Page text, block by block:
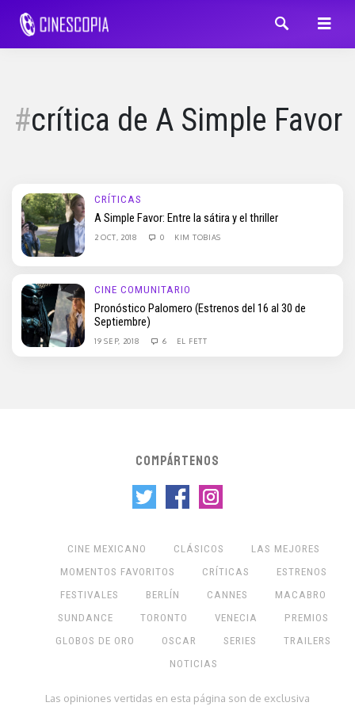
crítica de A Simple Favor
CRÍTICAS
A Simple Favor: Entre la sátira y el thriller
2 OCT, 2018 0 KIM TOBIAS
CINE COMUNITARIO
Pronóstico Palomero (Estrenos del 16 al 30 de
Septiembre)
19 SEP, 2018 6 EL FETT
COMPÁRTENOS
CINE MEXICANO CLÁSICOS
LAS MEJORES
MOMENTOS FAVORITOS
CRÍTICAS
ESTRENOS
FESTIVALES
BERLÍN CANNES
MACABRO
SUNDANCE
TORONTO VENECIA
PREMIOS
GLOBOS DE ORO
OSCAR SERIES
TRAILERS
NOTICIAS
Las opiniones vertidas en esta página son de exclusiva